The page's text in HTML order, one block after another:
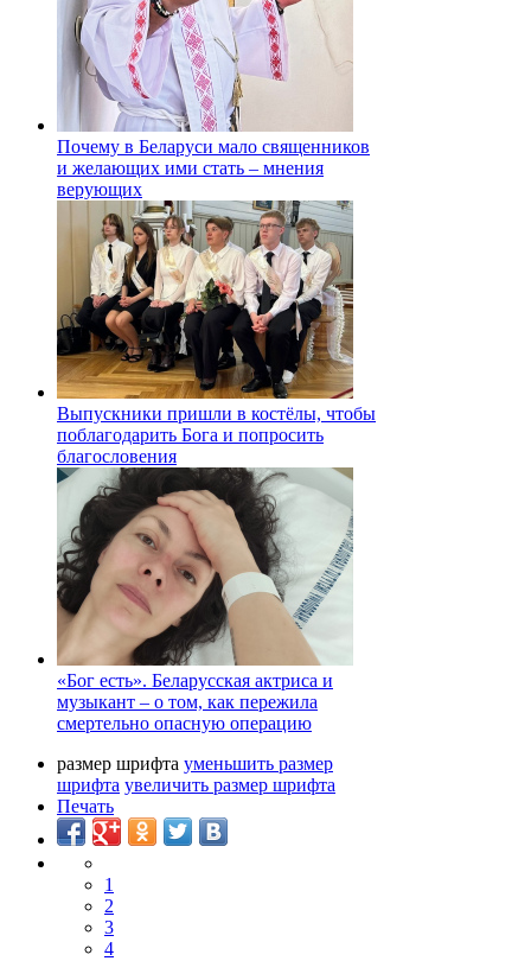
Почему в Беларуси мало священников
и желающих ими стать – мнения
верующих
Выпускники пришли в костёлы, чтобы
поблагодарить Бога и попросить
благословения
«Бог есть». Беларусская актриса и
музыкант – о том, как пережила
смертельно опасную операцию
размер шрифта уменьшить размер
шрифта увеличить размер шрифта
Печать
1
2
3
4